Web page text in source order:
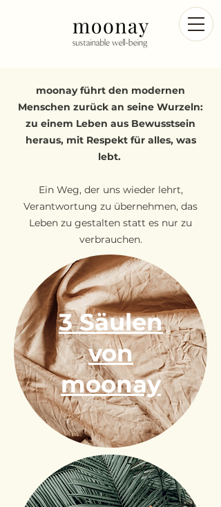
moonay führt den modernen
Menschen zurück an seine Wurzeln:
zu einem Leben aus Bewusstsein
heraus, mit Respekt für alles, was
lebt.
Ein Weg, der uns wieder lehrt,
Verantwortung zu übernehmen, das
Leben zu gestalten statt es nur zu
verbrauchen.
3 Säulen
von
moonay